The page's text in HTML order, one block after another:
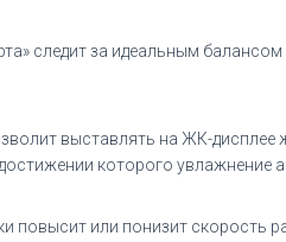
следит за идеальным балансом
выставлять на ЖК-
которого увлажнение
повысит или понизит скорость